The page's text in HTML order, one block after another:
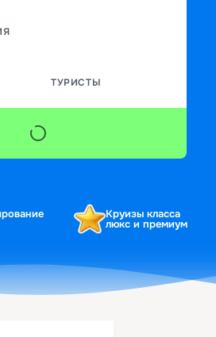
ТУРИСТЫ
Круизы класса
люкс и премиум